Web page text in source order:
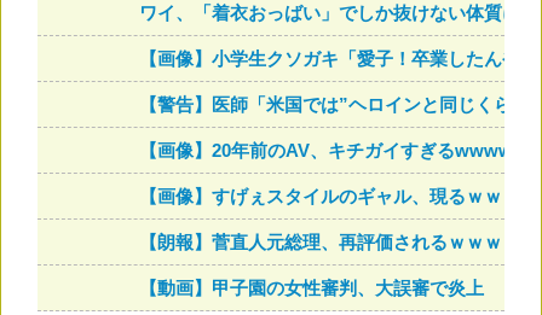
ワイ、「着衣おっばい」でしか抜けない体質に
【画像】小学生クソガキ「愛子！卒業したん
【警告】医師「米国では”ヘロインと同じくら
【画像】20年前のAV、キチガイすぎるwwwwww
【画像】すげぇスタイルのギャル、現るｗｗｗ
【朗報】菅直人元総理、再評価されるｗｗｗｗ
【動画】甲子園の女性審判、大誤審で炎上